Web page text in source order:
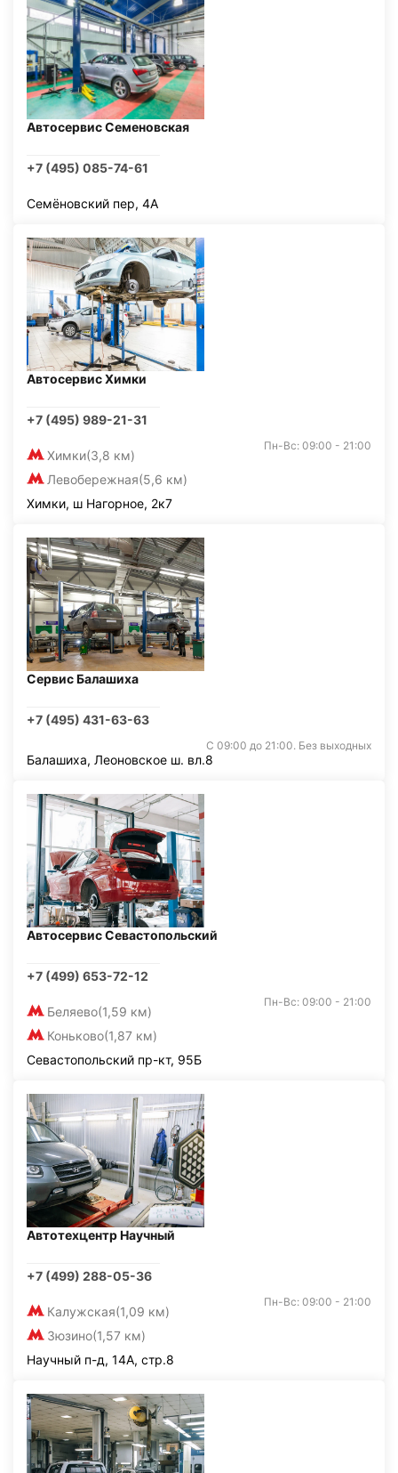
Автосервис Семеновская
+7 (495) 085-74-61
Семёновский пер, 4А
Автосервис Химки
+7 (495) 989-21-31
Химки(3,8 км)
Левобережная(5,6 км)
Пн-Вс: 09:00 - 21:00
Химки, ш Нагорное, 2к7
Сервис Балашиха
+7 (495) 431-63-63
С 09:00 до 21:00. Без выходных
Балашиха, Леоновское ш. вл.8
Автосервис Севастопольский
+7 (499) 653-72-12
Беляево(1,59 км)
Коньково(1,87 км)
Пн-Вс: 09:00 - 21:00
Севастопольский пр-кт, 95Б
Автотехцентр Научный
+7 (499) 288-05-36
Калужская(1,09 км)
Зюзино(1,57 км)
Пн-Вс: 09:00 - 21:00
Научный п-д, 14А, стр.8